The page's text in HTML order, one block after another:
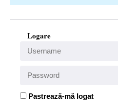
Logare
Pastrează-mă logat